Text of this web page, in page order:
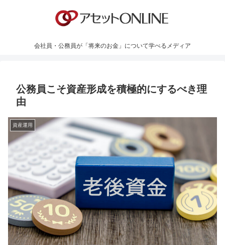
会社員・公務員が「将来のお金」について学べるメディア
公務員こそ資産形成を積極的にするべき理
由
資産運用